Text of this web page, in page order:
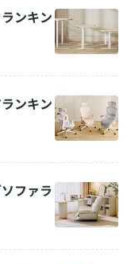
ンキン
ンキン
ファラ